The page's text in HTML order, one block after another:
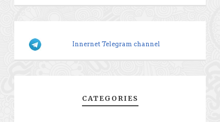
Innernet Telegram channel
CATEGORIES